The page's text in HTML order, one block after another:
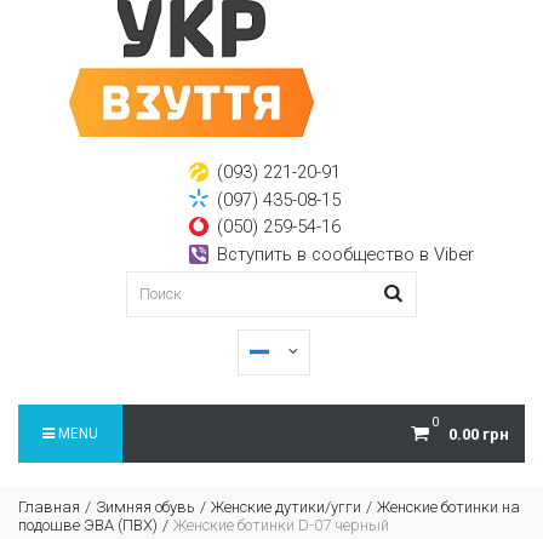
(093) 221-20-91
(097) 435-08-15
(050) 259-54-16
Вступить в сообщество в Viber
0
0.00 грн
MENU
Главная Зимняя обувь Женские дутики/угги
Женские ботинки на
подошве ЭВА (ПВХ)
Женские ботинки D-07 черный